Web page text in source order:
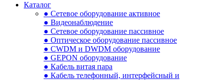
Каталог
● Сетевое оборудование активное
● Видеонаблюдение
● Сетевое оборудование пассивное
● Оптическое оборудование пассивное
● CWDM и DWDM оборудование
● GEPON оборудование
● Кабель витая пара
● Кабель телефонный, интерфейсный и